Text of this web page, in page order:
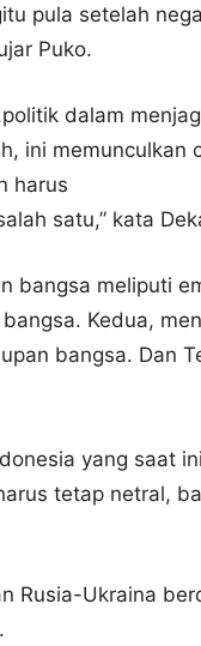
pula setelah
Puko.
dalam
ini memunculkan
harus
satu,” kata
bangsa meliputi
Kedua,
bangsa. Dan
yang saat
tetap netral,
Rusia-Ukraina